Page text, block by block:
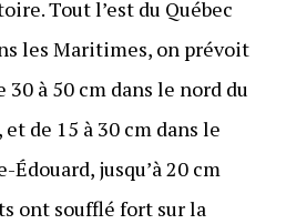
Tout l’est du Québec
les Maritimes, on prévoit
à 50 cm dans le nord du
de 15 à 30 cm dans le
Édouard, jusqu’à 20 cm
ont soufflé fort sur la